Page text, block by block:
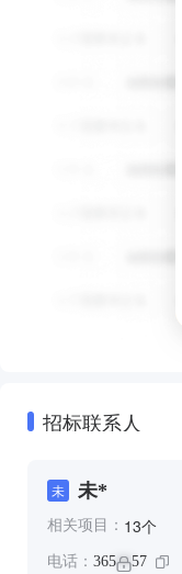
招标联系人
未 未*
相关项目： 13个
电话： 365**57